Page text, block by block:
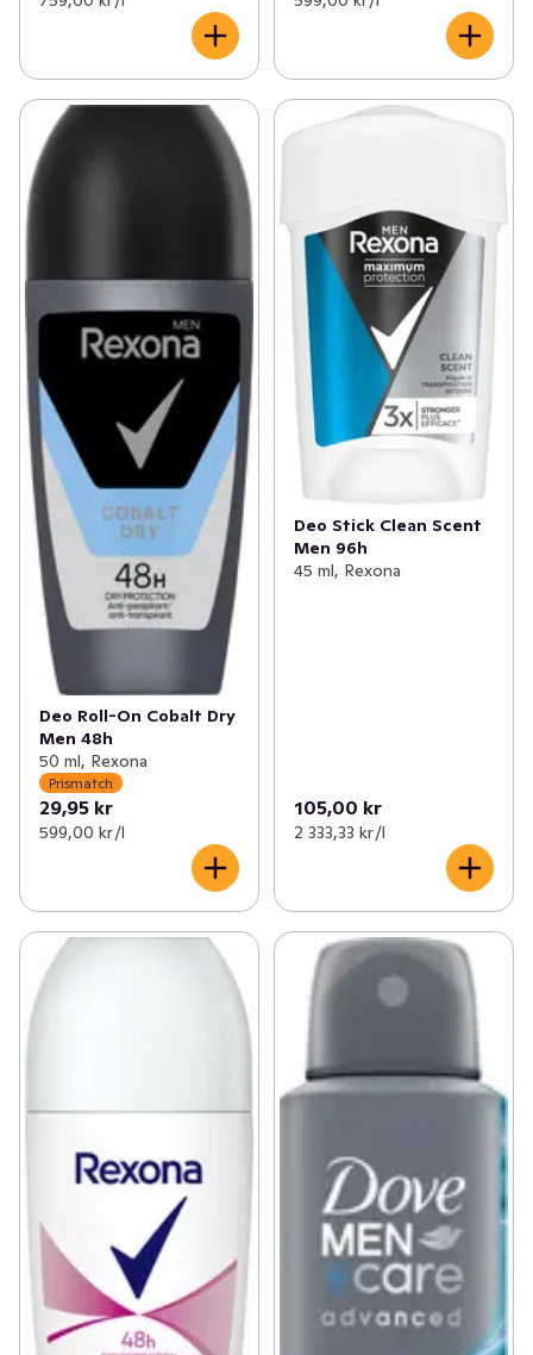
Deo Roll-On Cobalt Dry
Men 48h
50 ml, Rexona
Prismatch
29,95 kr
599,00 kr /l
Deo Stick Clean Scent
Men 96h
45 ml, Rexona
105,00 kr
2 333,33 kr /l